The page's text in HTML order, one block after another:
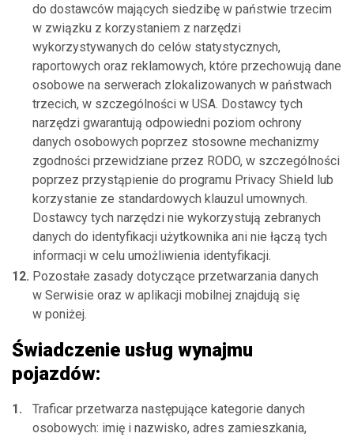
do dostawców mających siedzibę w państwie trzecim
w związku z korzystaniem z narzędzi
wykorzystywanych do celów statystycznych,
raportowych oraz reklamowych, które przechowują dane
osobowe na serwerach zlokalizowanych w państwach
trzecich, w szczególności w USA. Dostawcy tych
narzędzi gwarantują odpowiedni poziom ochrony
danych osobowych poprzez stosowne mechanizmy
zgodności przewidziane przez RODO, w szczególności
poprzez przystąpienie do programu Privacy Shield lub
korzystanie ze standardowych klauzul umownych.
Dostawcy tych narzędzi nie wykorzystują zebranych
danych do identyfikacji użytkownika ani nie łączą tych
informacji w celu umożliwienia identyfikacji.
Pozostałe zasady dotyczące przetwarzania danych
w Serwisie oraz w aplikacji mobilnej znajdują się
w poniżej.
Świadczenie usług wynajmu
pojazdów:
Traficar przetwarza następujące kategorie danych
osobowych: imię i nazwisko, adres zamieszkania,